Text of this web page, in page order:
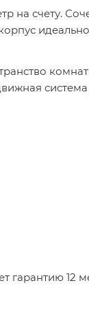
счету.
гарантию 12